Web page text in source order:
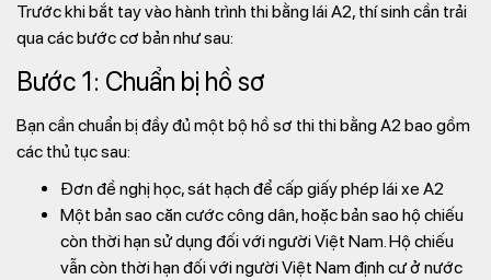
Trước khi bắt tay vào hành trình thi bằng lái A2, thí sinh cần trải
qua các bước cơ bản như sau:
Bước 1: Chuẩn bị hồ sơ
Bạn cần chuẩn bị đầy đủ một bộ hồ sơ thi thi bằng A2 bao gồm
các thủ tục sau:
Đơn đề nghị học, sát hạch để cấp giấy phép lái xe A2
Một bản sao căn cước công dân, hoặc bản sao hộ chiếu
còn thời hạn sử dụng đối với người Việt Nam. Hộ chiếu
vẫn còn thời hạn đối với người Việt Nam định cư ở nước